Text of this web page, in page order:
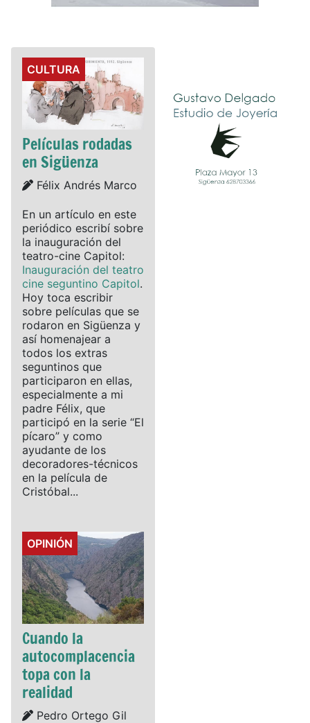
Details
CULTURA
Películas rodadas
en Sigüenza
Details
Félix Andrés Marco
En un artículo en este
periódico escribí sobre
la inauguración del
teatro-cine Capitol:
Inauguración del teatro
cine seguntino Capitol.
Hoy toca escribir
sobre películas que se
rodaron en Sigüenza y
así homenajear a
todos los extras
seguntinos que
participaron en ellas,
especialmente a mi
padre Félix, que
participó en la serie “El
pícaro” y como
ayudante de los
decoradores-técnicos
en la película de
Cristóbal...
Details
OPINIÓN
Cuando la
autocomplacencia
topa con la
realidad
Details
Pedro Ortego Gil